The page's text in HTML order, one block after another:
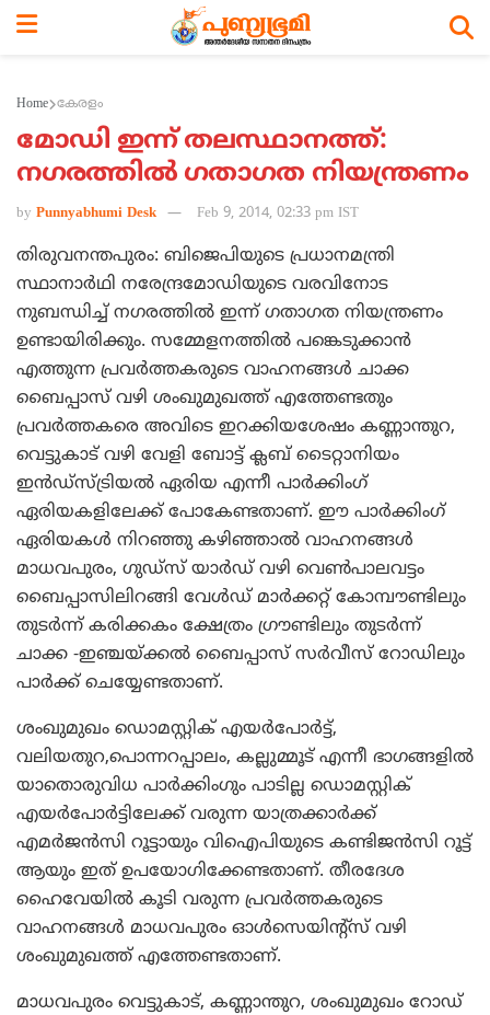
Home കേരളം
മോഡി ഇന്ന് തലസ്ഥാനത്ത്:
നഗരത്തില്‍ ഗതാഗത നിയന്ത്രണം
by Punnyabhumi Desk Feb 9, 2014, 02:33 pm IST
തിരുവനന്തപുരം: ബിജെപിയുടെ പ്രധാനമന്ത്രി
സ്ഥാനാര്‍ഥി നരേന്ദ്രമോഡിയുടെ വരവിനോട
നുബന്ധിച്ച് നഗരത്തില്‍ ഇന്ന് ഗതാഗത നിയന്ത്രണം
ഉണ്ടായിരിക്കും. സമ്മേളനത്തില്‍ പങ്കെടുക്കാന്‍
എത്തുന്ന പ്രവര്‍ത്തകരുടെ വാഹനങ്ങള്‍ ചാക്ക
ബൈപ്പാസ് വഴി ശംഖുമുഖത്ത് എത്തേണ്ടതും
പ്രവര്‍ത്തകരെ അവിടെ ഇറക്കിയശേഷം കണ്ണാന്തുറ,
വെട്ടുകാട് വഴി വേളി ബോട്ട് ക്ലബ് ടൈറ്റാനിയം
ഇന്‍ഡ്‌സ്ട്രിയല്‍ ഏരിയ എന്നീ പാര്‍ക്കിംഗ്
ഏരിയകളിലേക്ക് പോകേണ്ടതാണ്. ഈ പാര്‍ക്കിംഗ്
ഏരിയകള്‍ നിറഞ്ഞു കഴിഞ്ഞാല്‍ വാഹനങ്ങള്‍
മാധവപുരം, ഗുഡ്‌സ് യാര്‍ഡ് വഴി വെണ്‍പാലവട്ടം
ബൈപ്പാസിലിറങ്ങി വേള്‍ഡ് മാര്‍ക്കറ്റ് കോമ്പൗണ്ടിലും
തുടര്‍ന്ന് കരിക്കകം ക്ഷേത്രം ഗ്രൗണ്ടിലും തുടര്‍ന്ന്
ചാക്ക -ഇഞ്ചയ്ക്കല്‍ ബൈപ്പാസ് സര്‍വീസ് റോഡിലും
പാര്‍ക്ക് ചെയ്യേണ്ടതാണ്.
ശംഖുമുഖം ഡൊമസ്റ്റിക് എയര്‍പോര്‍ട്ട്,
വലിയതുറ,പൊന്നറപ്പാലം, കല്ലുമ്മൂട് എന്നീ ഭാഗങ്ങളില്‍
യാതൊരുവിധ പാര്‍ക്കിംഗും പാടില്ല ഡൊമസ്റ്റിക്
എയര്‍പോര്‍ട്ടിലേക്ക് വരുന്ന യാത്രക്കാര്‍ക്ക്
എമര്‍ജന്‍സി റൂട്ടായും വിഐപിയുടെ കണ്ടിജന്‍സി റൂട്ട്
ആയും ഇത് ഉപയോഗിക്കേണ്ടതാണ്. തീരദേശ
ഹൈവേയില്‍ കൂടി വരുന്ന പ്രവര്‍ത്തകരുടെ
വാഹനങ്ങള്‍ മാധവപുരം ഓള്‍സെയിന്റ്‌സ് വഴി
ശംഖുമുഖത്ത് എത്തേണ്ടതാണ്.
മാധവപുരം വെട്ടുകാട്, കണ്ണാന്തുറ, ശംഖുമുഖം റോഡ്